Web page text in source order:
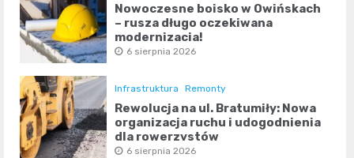
Nowoczesne boisko w Owińskach
– rusza długo oczekiwana
modernizacja!
6 sierpnia 2026
Infrastruktura Remonty
Rewolucja na ul. Bratumiły: Nowa
organizacja ruchu i udogodnienia
dla rowerzystów
6 sierpnia 2026